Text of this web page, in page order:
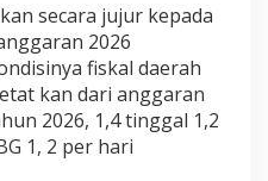
secara jujur kepada
2026
fiskal daerah
kan dari anggaran
2026, 1,4 tinggal 1,2
1, 2 per hari